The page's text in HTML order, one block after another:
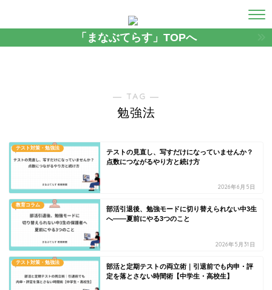
「まなぶてらす」TOPへ
― TAG ―
勉強法
テスト対策・勉強法
テストの見直し、写すだけになっていませんか？
点数につながるやり方と続け方
2026年6月5日
教育コラム
部活引退後、勉強モードに切り替えられない中3生
へ——夏前にやる3つのこと
2026年5月31日
テスト対策・勉強法
部活と定期テストの両立術｜引退前でも内申・評
定を落とさない時間術【中学生・高校生】